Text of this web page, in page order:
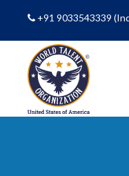
+91 9033543339